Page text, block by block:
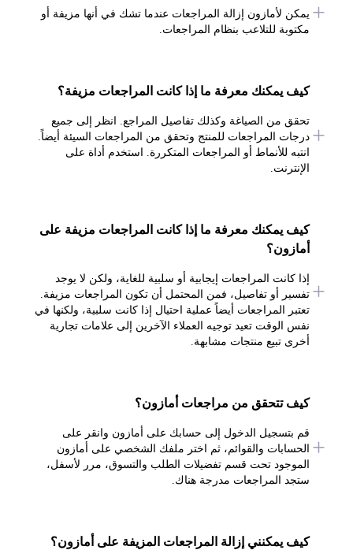
يمكن لأمازون إزالة المراجعات عندما تشك في أنها مزيفة أو
مكتوبة للتلاعب بنظام المراجعات.
كيف يمكنك معرفة ما إذا كانت المراجعات مزيفة؟
تحقق من الصياغة وكذلك تفاصيل المراجع. انظر إلى جميع
درجات المراجعات للمنتج وتحقق من المراجعات السيئة أيضاً.
انتبه للأنماط أو المراجعات المتكررة. استخدم أداة على
كيف يمكنك معرفة ما إذا كانت المراجعات مزيفة على
أمازون؟
إذا كانت المراجعات إيجابية أو سلبية للغاية، ولكن لا يوجد
تفسير أو تفاصيل، فمن المحتمل أن تكون المراجعات مزيفة.
تعتبر المراجعات أيضاً عملية احتيال إذا كانت سلبية، ولكنها في
نفس الوقت تعيد توجيه العملاء الآخرين إلى علامات تجارية
أخرى تبيع منتجات مشابهة.
كيف تتحقق من مراجعات أمازون؟
قم بتسجيل الدخول إلى حسابك على أمازون وانقر على
الحسابات والقوائم، ثم اختر ملفك الشخصي على أمازون
الموجود تحت قسم تفضيلات الطلب والتسوق، مرر لأسفل،
ستجد المراجعات مدرجة هناك.
كيف يمكنني إزالة المراجعات المزيفة على أمازون؟